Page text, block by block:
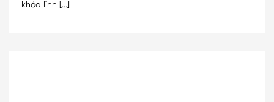
khóa lỉnh [...]